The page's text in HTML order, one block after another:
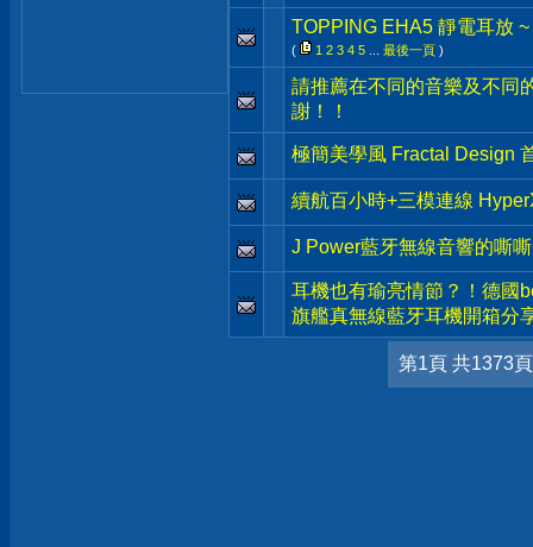
TOPPING EHA5 靜電耳放
( 1 2 3 4 5 最後一頁 )
請推薦在不同的音樂及不同
謝！！
極簡美學風 Fractal Design
續航百小時+三模連線
J Power藍牙無線音響的嘶
耳機也有瑜亮情節？！德國
旗艦真無線藍牙耳機開箱分
第1頁 共1373頁